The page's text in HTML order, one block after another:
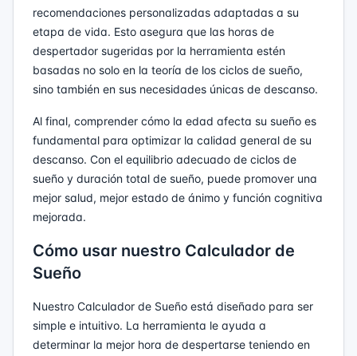
recomendaciones personalizadas adaptadas a su
etapa de vida. Esto asegura que las horas de
despertador sugeridas por la herramienta estén
basadas no solo en la teoría de los ciclos de sueño,
sino también en sus necesidades únicas de descanso.
Al final, comprender cómo la edad afecta su sueño es
fundamental para optimizar la calidad general de su
descanso. Con el equilibrio adecuado de ciclos de
sueño y duración total de sueño, puede promover una
mejor salud, mejor estado de ánimo y función cognitiva
mejorada.
Cómo usar nuestro Calculador de
Sueño
Nuestro Calculador de Sueño está diseñado para ser
simple e intuitivo. La herramienta le ayuda a
determinar la mejor hora de despertarse teniendo en